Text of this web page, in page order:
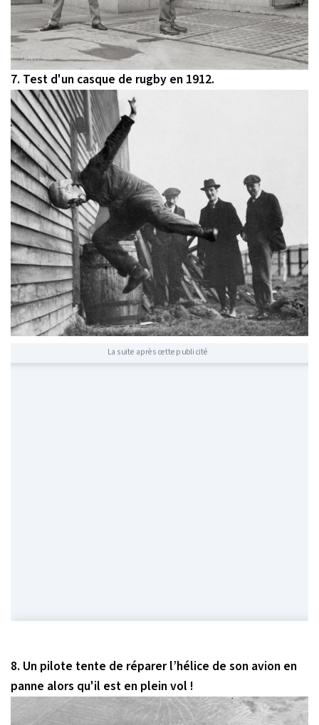
7. Test d'un casque de rugby en 1912.
La suite après cette publicité
8. Un pilote tente de réparer l’hélice de son avion en
panne alors qu'il est en plein vol !